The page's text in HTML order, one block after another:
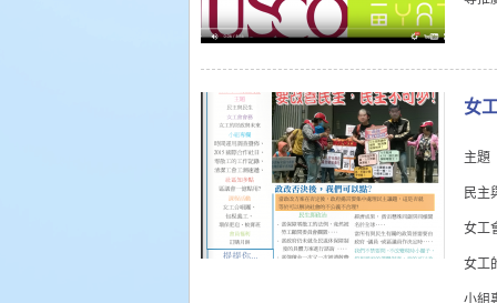
女
主題
民主
女工
女工
小組